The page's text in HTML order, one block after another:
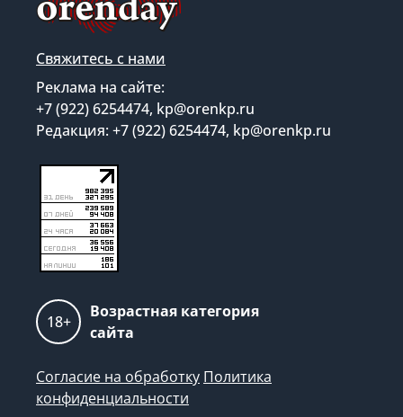
Свяжитесь с нами
Реклама на сайте:
+7 (922) 6254474, kp@orenkp.ru
Редакция: +7 (922) 6254474, kp@orenkp.ru
18+
Возрастная категория
сайта
Согласие на обработку Политика
конфиденциальности